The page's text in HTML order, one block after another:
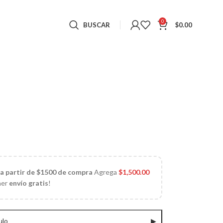
BUSCAR 0 $0.00
partir de $1500 de compra Agrega$1,500.00
envío gratis!
▶